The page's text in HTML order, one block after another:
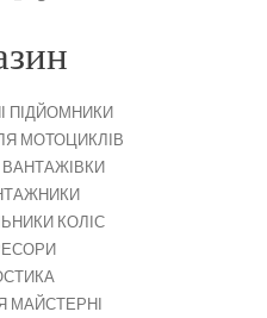
ПІДЙОМНИКИ
МОТОЦИКЛІВ
КОЛІС
МАЙСТЕРНІ